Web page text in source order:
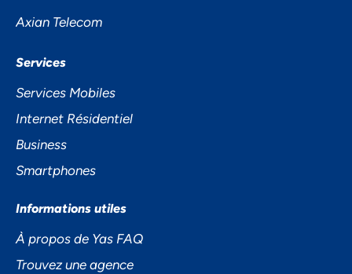
Axian Telecom
Services
Services Mobiles
Internet Résidentiel
Business
Smartphones
Informations utiles
À propos de Yas FAQ
Trouvez une agence
L'IMPORTANCE À VOTRE VIE